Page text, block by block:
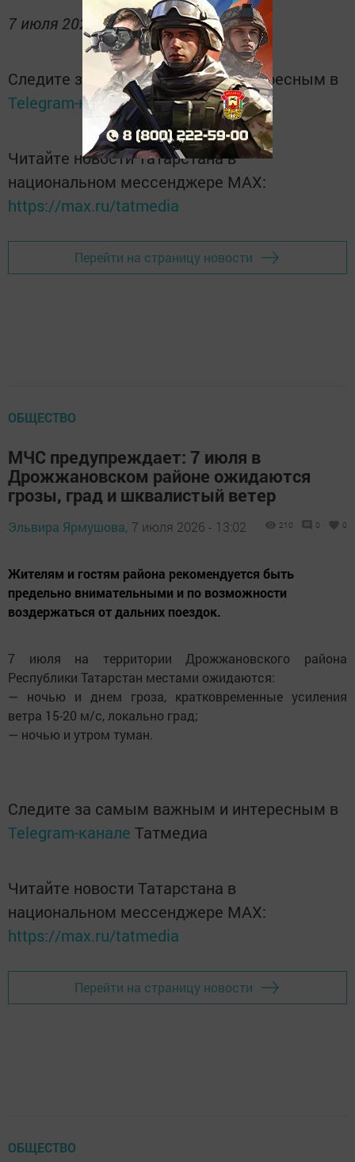
7 июля 2026 года, Москва.
Следите за самым важным и интересным в
Telegram-каналеТатмедиа
Читайте новости Татарстана в
национальном мессенджере MАХ:
https://max.ru/tatmedia
Перейти на страницу новости
ОБЩЕСТВО
МЧС предупреждает: 7 июля в
Дрожжановском районе ожидаются
грозы, град и шквалистый ветер
Эльвира Ярмушова, 7 июля 2026 - 13:02 210 0 0
Жителям и гостям района рекомендуется быть
предельно внимательными и по возможности
воздержаться от дальних поездок.
7 июля на территории Дрожжановского района
Республики Татарстан местами ожидаются:
— ночью и днем гроза, кратковременные усиления
ветра 15-20 м/с, локально град;
— ночью и утром туман.
Следите за самым важным и интересным в
Telegram-канале Татмедиа
Читайте новости Татарстана в
национальном мессенджере MАХ:
https://max.ru/tatmedia
Перейти на страницу новости
ОБЩЕСТВО